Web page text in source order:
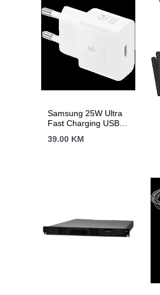
Samsung 25W Ultra
Fast Charging USB-C
(cable included)
39.00 KM